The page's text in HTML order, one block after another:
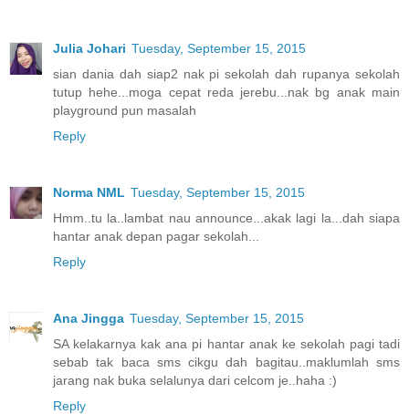
Julia Johari Tuesday, September 15, 2015
sian dania dah siap2 nak pi sekolah dah rupanya sekolah
tutup hehe...moga cepat reda jerebu...nak bg anak main
playground pun masalah
Reply
Norma NML Tuesday, September 15, 2015
Hmm..tu la..lambat nau announce...akak lagi la...dah siapa
hantar anak depan pagar sekolah...
Reply
Ana Jingga Tuesday, September 15, 2015
SA kelakarnya kak ana pi hantar anak ke sekolah pagi tadi
sebab tak baca sms cikgu dah bagitau..maklumlah sms
jarang nak buka selalunya dari celcom je..haha :)
Reply